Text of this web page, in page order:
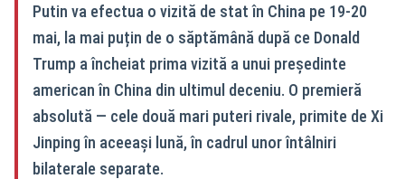
Putin va efectua o vizită de stat în China pe 19-20
mai, la mai puțin de o săptămână după ce Donald
Trump a încheiat prima vizită a unui președinte
american în China din ultimul deceniu. O premieră
absolută — cele două mari puteri rivale, primite de Xi
Jinping în aceeași lună, în cadrul unor întâlniri
bilaterale separate.